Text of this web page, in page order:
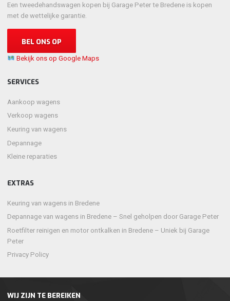
WIJ ZIJN TE BEREIKEN
Een tweedehandswagen kopen bij Garage Peter te Bredene is kopen
met de wettelijke garantie.
BEL ONS OP
Bekijk ons op Google Maps
SERVICES
Aankoop wagens
Verkoop wagens
Keuring van wagens
Depannage
Kleine reparaties
EXTRAS
Keuring van wagens in Bredene
Depannage van wagens in Bredene – Snel geholpen door Garage Peter
Roetfilter reinigen en motor ontkalken in Bredene – Uniek bij Garage
Peter
Privacy Policy